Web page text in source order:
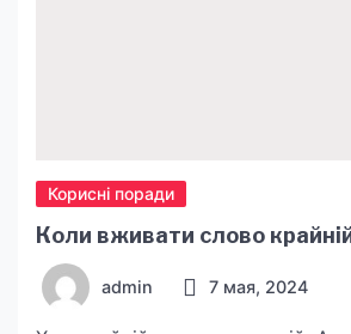
Корисні поради
Коли вживати слово
admin 7 мая, 2024